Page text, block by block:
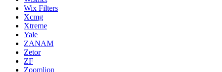
Wix Filters
Xcmg
Xtreme
Yale
ZANAM
Zetor
ZF
Zoomlion